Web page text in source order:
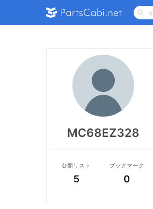
MC68EZ328
公開リスト
5
ブックマーク
0